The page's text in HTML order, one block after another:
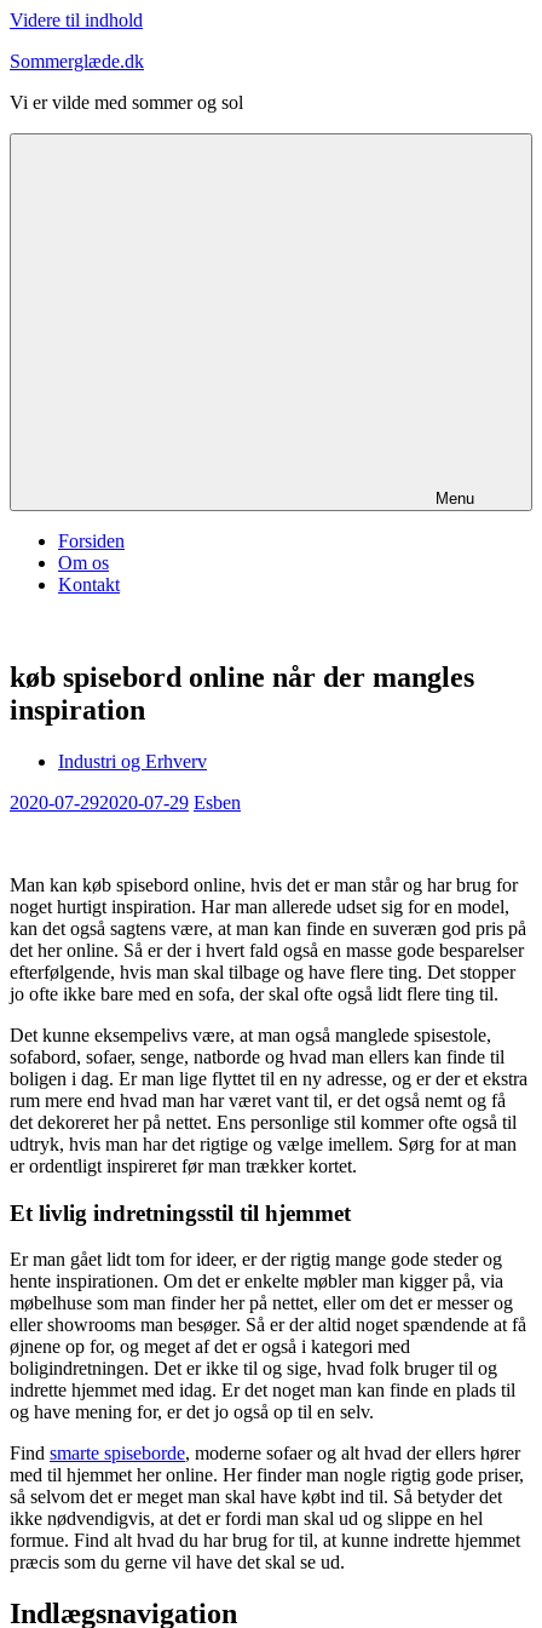
Videre til indhold
Sommerglæde.dk
Vi er vilde med sommer og sol
Menu
Forsiden
Om os
Kontakt
køb spisebord online når der mangles
inspiration
Industri og Erhverv
2020-07-292020-07-29 Esben
Man kan køb spisebord online, hvis det er man står og har brug for
noget hurtigt inspiration. Har man allerede udset sig for en model,
kan det også sagtens være, at man kan finde en suveræn god pris på
det her online. Så er der i hvert fald også en masse gode besparelser
efterfølgende, hvis man skal tilbage og have flere ting. Det stopper
jo ofte ikke bare med en sofa, der skal ofte også lidt flere ting til.
Det kunne eksempelivs være, at man også manglede spisestole,
sofabord, sofaer, senge, natborde og hvad man ellers kan finde til
boligen i dag. Er man lige flyttet til en ny adresse, og er der et ekstra
rum mere end hvad man har været vant til, er det også nemt og få
det dekoreret her på nettet. Ens personlige stil kommer ofte også til
udtryk, hvis man har det rigtige og vælge imellem. Sørg for at man
er ordentligt inspireret før man trækker kortet.
Et livlig indretningsstil til hjemmet
Er man gået lidt tom for ideer, er der rigtig mange gode steder og
hente inspirationen. Om det er enkelte møbler man kigger på, via
møbelhuse som man finder her på nettet, eller om det er messer og
eller showrooms man besøger. Så er der altid noget spændende at få
øjnene op for, og meget af det er også i kategori med
boligindretningen. Det er ikke til og sige, hvad folk bruger til og
indrette hjemmet med idag. Er det noget man kan finde en plads til
og have mening for, er det jo også op til en selv.
Find smarte spiseborde, moderne sofaer og alt hvad der ellers hører
med til hjemmet her online. Her finder man nogle rigtig gode priser,
så selvom det er meget man skal have købt ind til. Så betyder det
ikke nødvendigvis, at det er fordi man skal ud og slippe en hel
formue. Find alt hvad du har brug for til, at kunne indrette hjemmet
præcis som du gerne vil have det skal se ud.
Indlægsnavigation